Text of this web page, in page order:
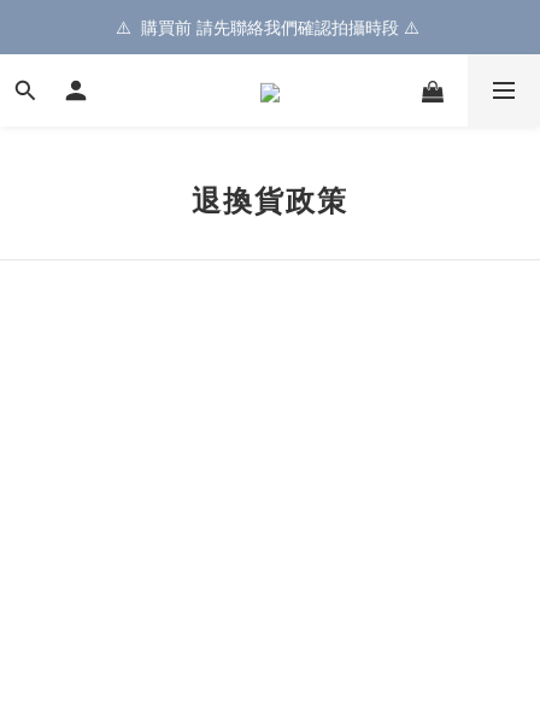
⚠️  購買前 請先聯絡我們確認拍攝時段 ⚠️
退換貨政策